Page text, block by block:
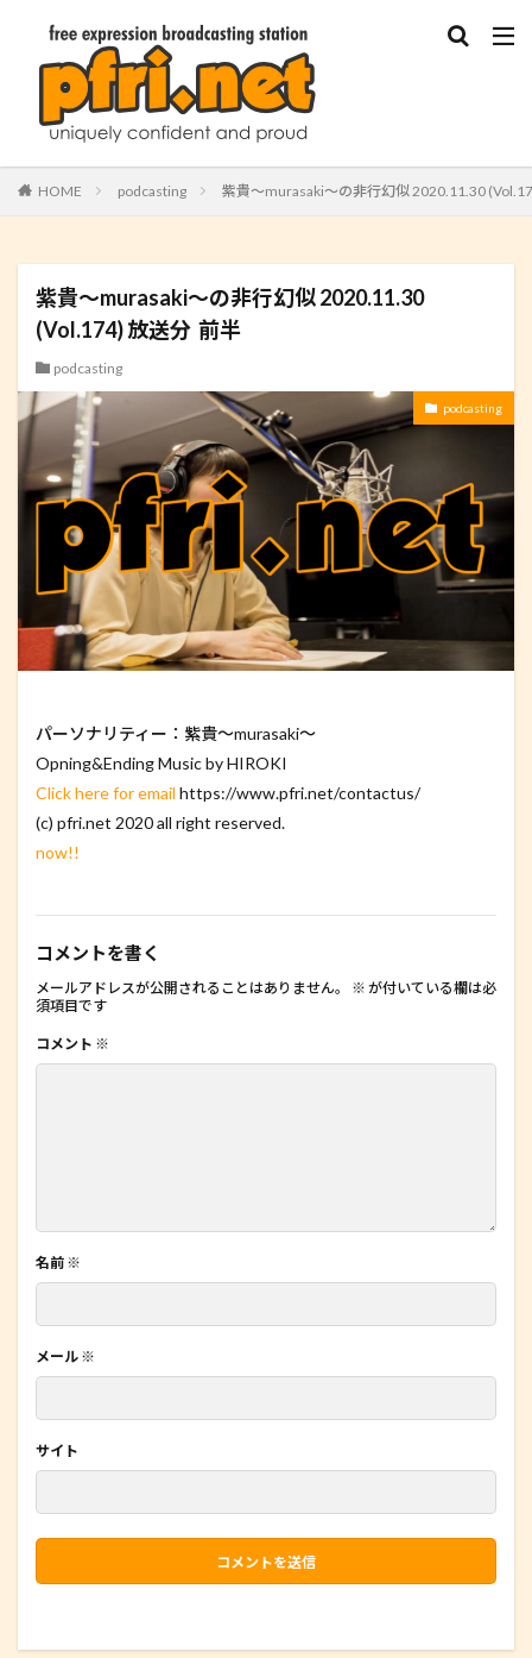
HOME podcasting 紫貴～murasaki～の非行幻似 2020.11.30
紫貴～murasaki～の非行幻似 2020.11.30
(Vol.174) 放送分 前半
podcasting
podcasting
パーソナリティー：紫貴～murasaki～
Opning&Ending Music by HIROKI
Click here for email https://www.pfri.net/contactus/
(c) pfri.net 2020 all right reserved.
now!!
コメントを書く
メールアドレスが公開されることはありません。 ※ が付いている欄は必
須項目です
コメント ※
名前 ※
メール ※
サイト